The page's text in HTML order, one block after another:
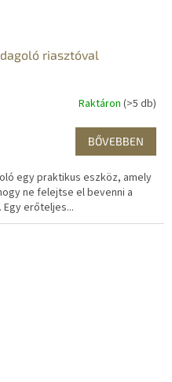
riasztóval
Raktáron (>5 db)
BŐVEBBEN
egy praktikus eszköz, amely
ne felejtse el bevenni a
erőteljes...